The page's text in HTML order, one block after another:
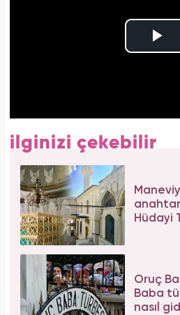
ilginizi çekebilir
Hüdayi
Oruç
Baba
nasıl